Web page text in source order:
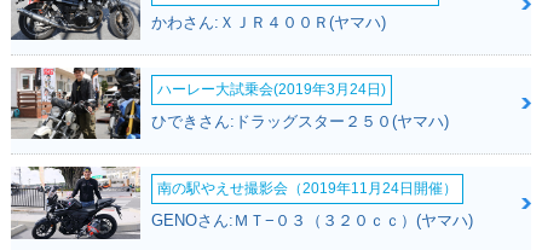
1986年 MINT Delux
e
1986年 MINT CUST
OM
かわさん:ＸＪＲ４００Ｒ(ヤマハ)
ハーレー大試乗会(2019年3月24日)
ひできさん:ドラッグスター２５０(ヤマハ)
南の駅やえせ撮影会（2019年11月24日開催）
GENOさん:ＭＴ−０３（３２０ｃｃ）(ヤマハ)